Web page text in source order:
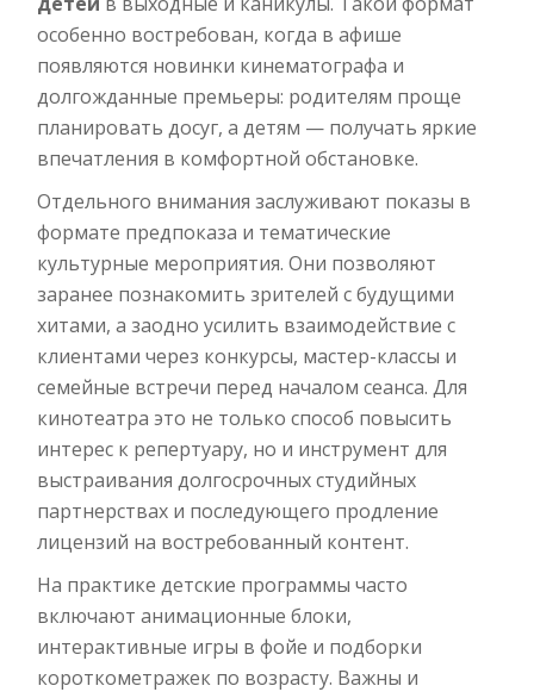
особенно востребован, когда в афише
появляются новинки кинематографа и
долгожданные премьеры: родителям проще
планировать досуг, а детям — получать яркие
впечатления в комфортной обстановке.
Отдельного внимания заслуживают показы в
формате предпоказа и тематические
культурные мероприятия. Они позволяют
заранее познакомить зрителей с будущими
хитами, а заодно усилить взаимодействие с
клиентами через конкурсы, мастер-классы и
семейные встречи перед началом сеанса. Для
кинотеатра это не только способ повысить
интерес к репертуару, но и инструмент для
выстраивания долгосрочных студийных
партнерствах и последующего продление
лицензий на востребованный контент.
На практике детские программы часто
включают анимационные блоки,
интерактивные игры в фойе и подборки
короткометражек по возрасту. Важны и